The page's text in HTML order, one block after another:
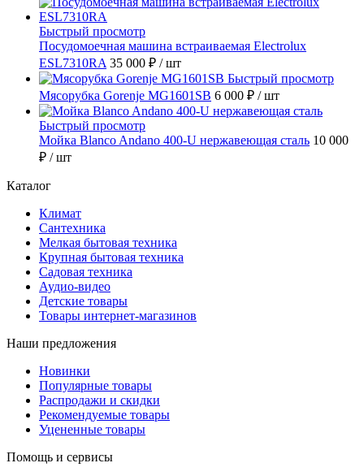
Быстрый просмотр
Посудомоечная машина встраиваемая Electrolux
ESL7310RA 35 000 ₽ / шт
Быстрый просмотр
Мясорубка Gorenje MG1601SB 6 000 ₽ / шт
Быстрый просмотр
Мойка Blanco Andano 400-U нержавеющая сталь 10 000
₽ / шт
Каталог
Климат
Сантехника
Мелкая бытовая техника
Крупная бытовая техника
Садовая техника
Аудио-видео
Детские товары
Товары интернет-магазинов
Наши предложения
Новинки
Популярные товары
Распродажи и скидки
Рекомендуемые товары
Уцененные товары
Помощь и сервисы